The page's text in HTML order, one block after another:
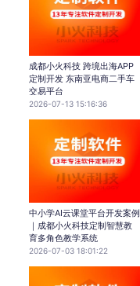
成都小火科技 跨境出海APP
定制开发 东南亚电商二手车
交易平台
2026-07-13 15:16:36
中小学AI云课堂平台开发案例
｜成都小火科技定制智慧教
育多角色教学系统
2026-07-03 18:01:22